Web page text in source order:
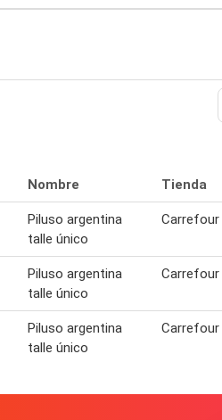
Nombre Tienda
Piluso argentina
talle único
Carrefour
Piluso argentina
talle único
Carrefour
Piluso argentina
talle único
Carrefour